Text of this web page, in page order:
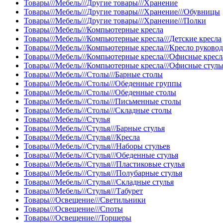
Товары///Мебель///Другие товары///Хранение
Товары///Мебель///Другие товары///Хранение///Обувницы
Товары///Мебель///Другие товары///Хранение///Полки
Товары///Мебель///Компьютерные кресла
Товары///Мебель///Компьютерные кресла///Детские кресла
Товары///Мебель///Компьютерные кресла///Кресло
Товары///Мебель///Компьютерные кресла///Офисные
Товары///Мебель///Компьютерные кресла///Офисные
Товары///Мебель///Столы///Барные столы
Товары///Мебель///Столы///Обеденные группы
Товары///Мебель///Столы///Обеденные столы
Товары///Мебель///Столы///Письменные столы
Товары///Мебель///Столы///Складные столы
Товары///Мебель///Стулья
Товары///Мебель///Стулья///Барные стулья
Товары///Мебель///Стулья///Кресла
Товары///Мебель///Стулья///Наборы стульев
Товары///Мебель///Стулья///Обеденные стулья
Товары///Мебель///Стулья///Пластиковые стулья
Товары///Мебель///Стулья///Полубарные стулья
Товары///Мебель///Стулья///Складные стулья
Товары///Мебель///Стулья///Табурет
Товары///Освещение///Светильники
Товары///Освещение///Споты
Товары///Освещение///Торшеры